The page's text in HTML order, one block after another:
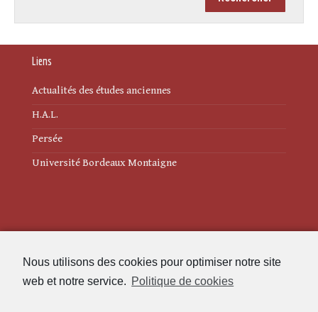
Nous utilisons des cookies pour optimiser notre site
web et notre service. Politique de cookies
Liens
Actualités des études anciennes
H.A.L.
Persée
Université Bordeaux Montaigne
Politique de cookies (UE)